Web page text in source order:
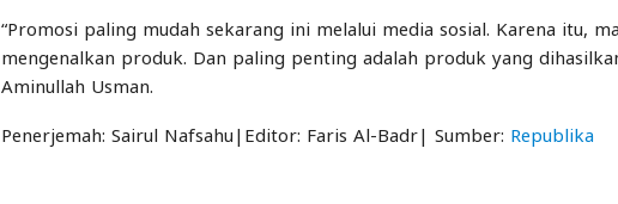
“Promosi paling mudah sekarang ini melalui media sosial. Karena itu,
mengenalkan produk. Dan paling penting adalah produk yang
Aminullah Usman.
Penerjemah: Sairul Nafsahu|Editor: Faris Al-Badr| Sumber: Republika